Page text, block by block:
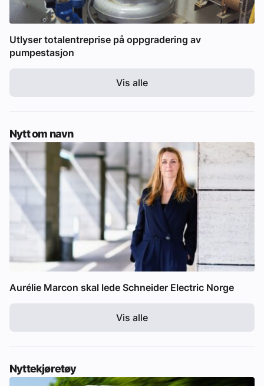
Utlyser totalentreprise på oppgradering av
pumpestasjon
Vis alle
Nytt om navn
Aurélie Marcon skal lede Schneider Electric Norge
Vis alle
Nyttekjøretøy